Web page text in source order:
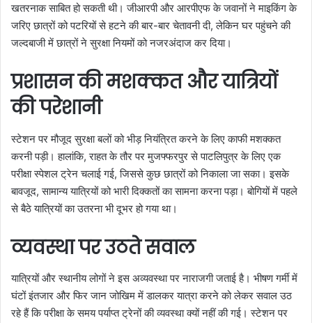
खतरनाक साबित हो सकती थी। जीआरपी और आरपीएफ के जवानों ने माइकिंग के
जरिए छात्रों को पटरियों से हटने की बार-बार चेतावनी दी, लेकिन घर पहुंचने की
जल्दबाजी में छात्रों ने सुरक्षा नियमों को नजरअंदाज कर दिया।
प्रशासन की मशक्कत और यात्रियों
की परेशानी
स्टेशन पर मौजूद सुरक्षा बलों को भीड़ नियंत्रित करने के लिए काफी मशक्कत
करनी पड़ी। हालांकि, राहत के तौर पर मुजफ्फरपुर से पाटलिपुत्र के लिए एक
परीक्षा स्पेशल ट्रेन चलाई गई, जिससे कुछ छात्रों को निकाला जा सका। इसके
बावजूद, सामान्य यात्रियों को भारी दिक्कतों का सामना करना पड़ा। बोगियों में पहले
से बैठे यात्रियों का उतरना भी दूभर हो गया था।
व्यवस्था पर उठते सवाल
यात्रियों और स्थानीय लोगों ने इस अव्यवस्था पर नाराजगी जताई है। भीषण गर्मी में
घंटों इंतजार और फिर जान जोखिम में डालकर यात्रा करने को लेकर सवाल उठ
रहे हैं कि परीक्षा के समय पर्याप्त ट्रेनों की व्यवस्था क्यों नहीं की गई। स्टेशन पर